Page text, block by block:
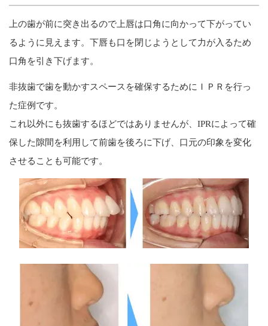
上の歯が前に突き出るので上唇は口角に向かって下がってい
るように見えます。下唇も口を閉じようとして力が入るため
口角を引き下げます。
非抜歯で歯を動かすスペースを確保するためにＩＰＲを行っ
た症例です。
これ以外にも抜歯するほどではありませんが、IPRによって確
保した隙間を利用して前歯を後ろに下げ、口元の印象を変化
させることも可能です。